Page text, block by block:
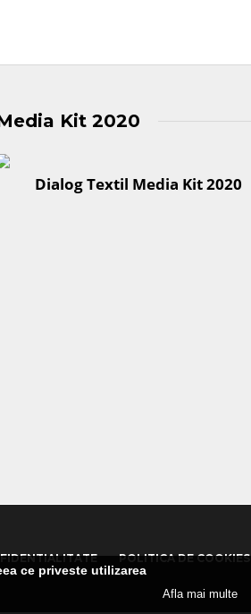
Kit 2020
Dialog Textil Media Kit 2020
POLITICA DE COOKIES
ce priveste utilizarea
Afla mai multe